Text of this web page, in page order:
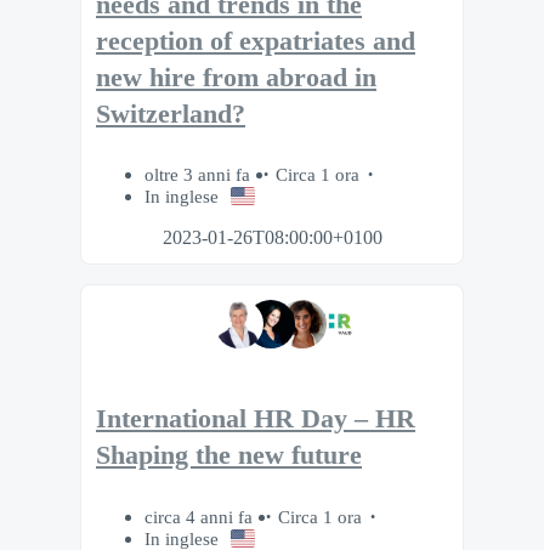
reception of expatriates and
new hire from abroad in
Switzerland?
oltre 3 anni fa
Circa 1 ora
In inglese
2023-01-26T08:00:00+0100
International HR Day – HR
Shaping the new future
circa 4 anni fa
Circa 1 ora
In inglese